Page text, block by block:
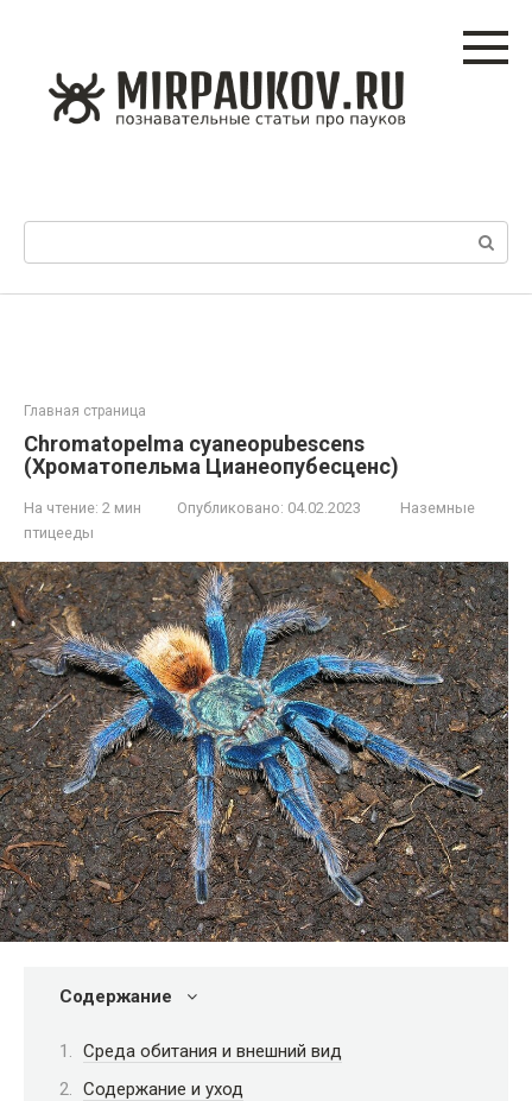
Главная страница
Chromatopelma cyaneopubescens
(Хроматопельма Цианеопубесценс)
На чтение: 2 мин Опубликовано: 04.02.2023
Наземные
птицееды
Содержание
Среда обитания и внешний вид
Содержание и уход